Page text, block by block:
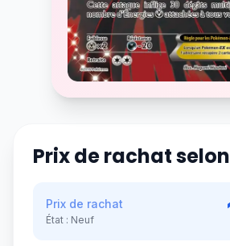
Prix de rachat
Prix de rachat
État : Neuf